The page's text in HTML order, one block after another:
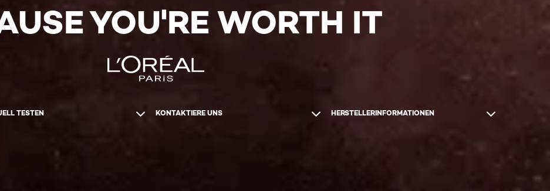
YOU'RE WORTH IT
TESTEN KONTAKTIERE UNS HERSTELLERINFORMATIONEN